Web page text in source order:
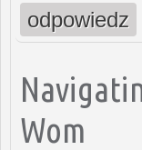
odpowiedz
Wom